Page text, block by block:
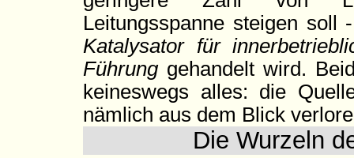
Leitungsspanne steigen
Katalysator für
Führunggehandelt wird.
keineswegs alles: die
nämlich aus dem Blick
Die Wurzeln